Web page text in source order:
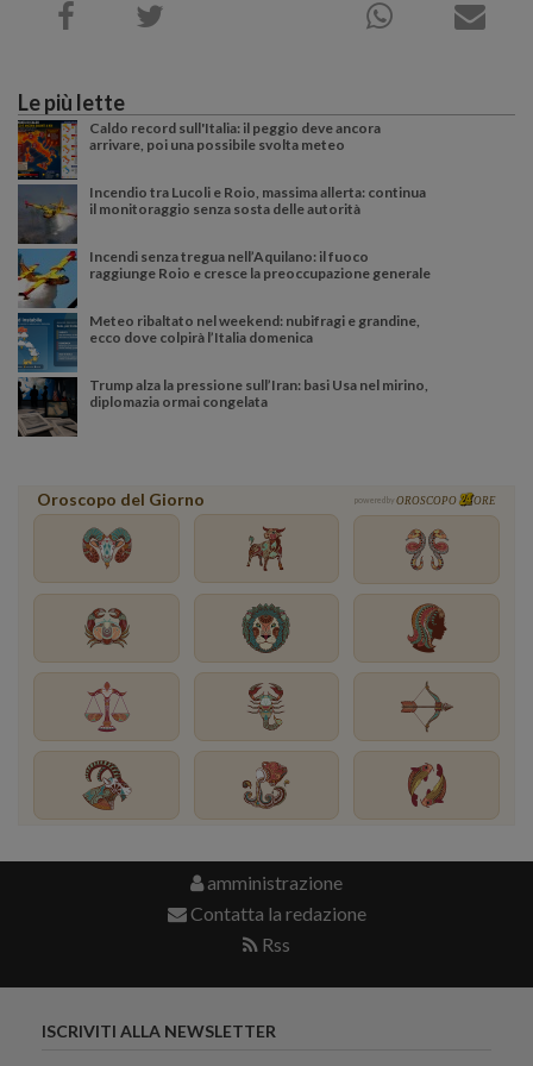
Le più lette
Caldo record sull'Italia: il peggio deve ancora
arrivare, poi una possibile svolta meteo
Incendio tra Lucoli e Roio, massima allerta: continua
il monitoraggio senza sosta delle autorità
Incendi senza tregua nell’Aquilano: il fuoco
raggiunge Roio e cresce la preoccupazione generale
Meteo ribaltato nel weekend: nubifragi e grandine,
ecco dove colpirà l’Italia domenica
Trump alza la pressione sull’Iran: basi Usa nel mirino,
diplomazia ormai congelata
Oroscopo del Giorno powered by OROSCOPO ORE
amministrazione
Contatta la redazione
Rss
ISCRIVITI ALLA NEWSLETTER